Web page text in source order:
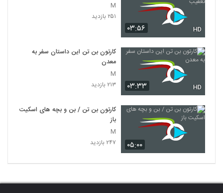
۰۳:۵۶ HD
M
۲۵۱ بازدید
۰۳:۳۳ HD
کارتون بن تن این داستان سفر به
معدن
M
۲۱۳ بازدید
۰۵:۰۰
کارتون بن تن / بن و بچه های اسکیت
باز
M
۲۴۷ بازدید